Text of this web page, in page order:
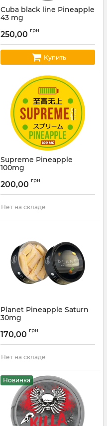
Cuba black line Pineapple
43 mg
250,00 грн
Купить
Supreme Pineapple
100mg
200,00 грн
Нет на складе
Planet Pineapple Saturn
30mg
170,00 грн
Нет на складе
Новинка